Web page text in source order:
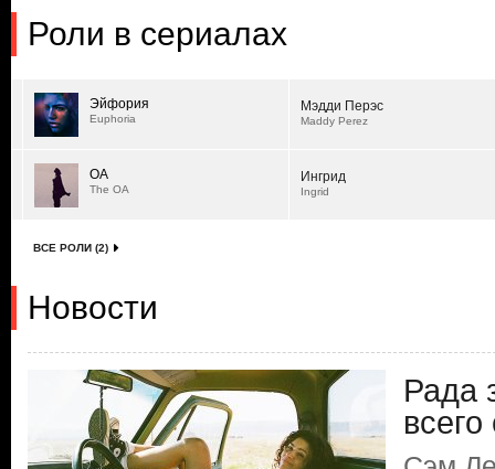
Роли в сериалах
Эйфория
Euphoria
Мэдди Перэс
Maddy Perez
ОА
The OA
Ингрид
Ingrid
ВСЕ РОЛИ (2)
Новости
Рада